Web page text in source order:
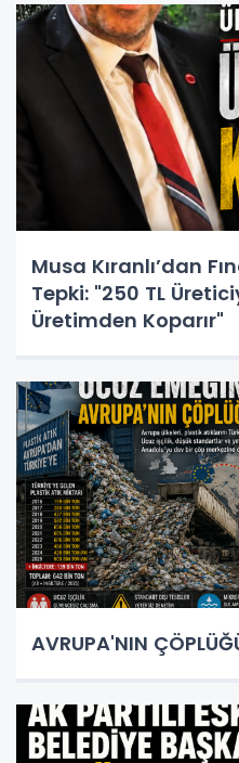
Musa Kıranlı’dan
Tepki: "250 TL
Üretimden Koparır"
AVRUPA'NIN